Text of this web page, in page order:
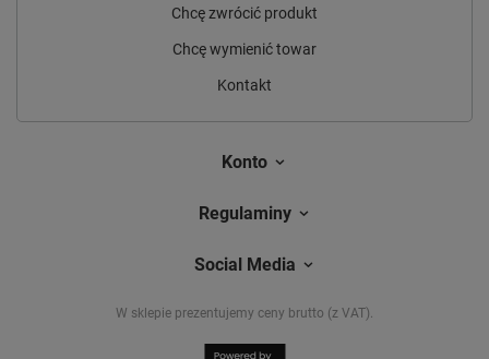
Chcę zwrócić produkt
Chcę wymienić towar
Kontakt
Konto
Regulaminy
Social Media
W sklepie prezentujemy ceny brutto (z VAT).